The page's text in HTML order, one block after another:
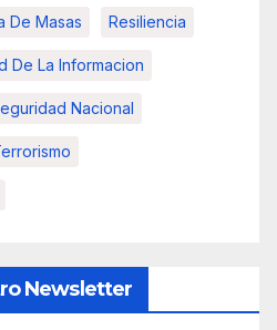
De Masas Resiliencia
De La Informacion
Nacional
Newsletter